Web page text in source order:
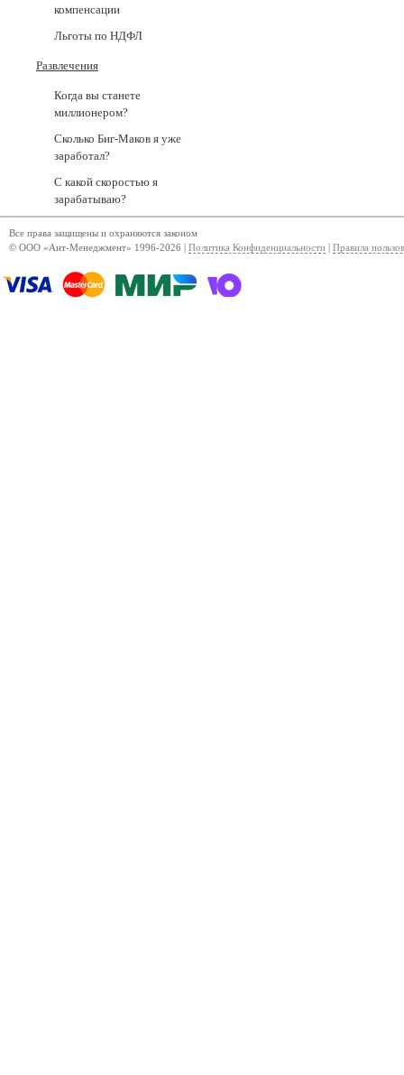
компенсации
Льготы по НДФЛ
Развлечения
Когда вы станете
миллионером?
Сколько Биг-Маков я уже
заработал?
С какой скоростью я
зарабатываю?
Все права защищены и охраняются законом
© ООО «Ант-Менеджмент» 1996-2026 | Политика Конфиденциальности Правила